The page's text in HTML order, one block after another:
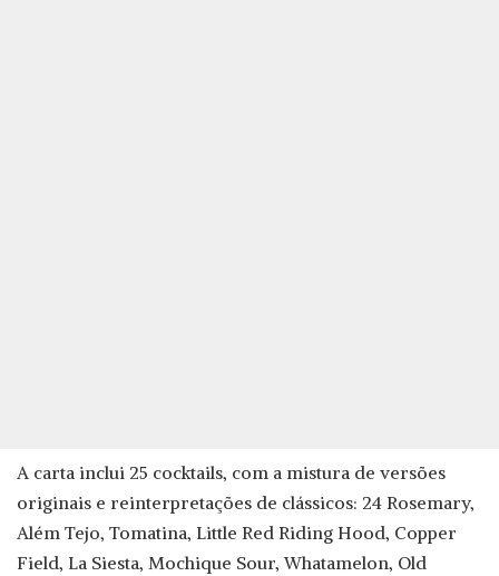
A carta inclui 25 cocktails, com a mistura de versões
originais e reinterpretações de clássicos: 24 Rosemary,
Além Tejo, Tomatina, Little Red Riding Hood, Copper
Field, La Siesta, Mochique Sour, Whatamelon, Old